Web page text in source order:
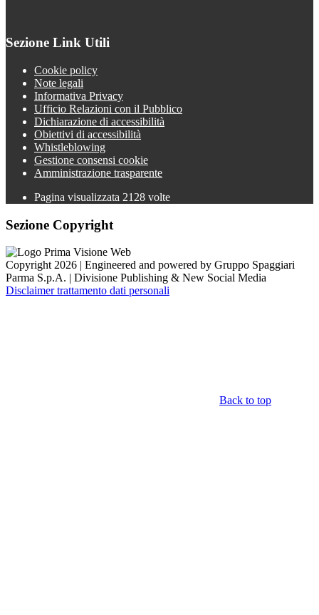
Sezione Link Utili
Cookie policy
Note legali
Informativa Privacy
Ufficio Relazioni con il Pubblico
Dichiarazione di accessibilità
Obiettivi di accessibilità
Whistleblowing
Gestione consensi cookie
Amministrazione trasparente
Pagina visualizzata 2128 volte
Sezione Copyright
Copyright 2026 | Engineered and powered by Gruppo Spaggiari
Parma S.p.A. | Divisione Publishing & New Social Media
Disclaimer trattamento dati personali
Back to top